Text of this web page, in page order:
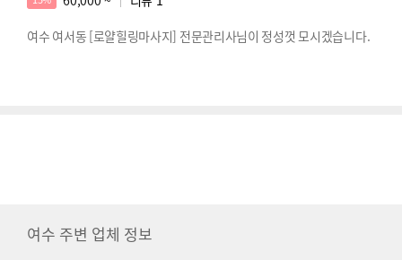
여수 여서동 [로얄힐링마사지] 전문관리사님이 정성껏 모시겠습니다.
여수 주변 업체 정보